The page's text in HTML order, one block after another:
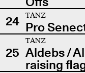
24
TANZ
Pro
25
TANZ
Aldebs /
raising